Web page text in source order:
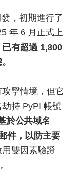
，初期進行了
年 6 月正式上
已有超過 1,800
擊情境，但它
持 PyPI 帳號
於公共域名
件，以防主要
雙因素驗證